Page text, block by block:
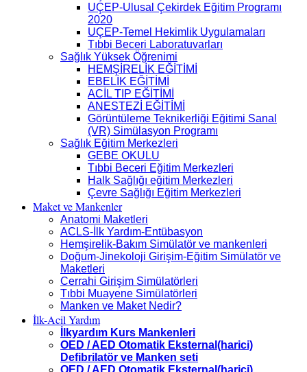
UÇEP-Ulusal Çekirdek Eğitim Programı
2020
UÇEP-Temel Hekimlik Uygulamaları
Tıbbi Beceri Laboratuvarları
Sağlık Yüksek Öğrenimi
HEMŞİRELİK EĞİTİMİ
EBELİK EĞİTİMİ
ACİL TIP EĞİTİMİ
ANESTEZİ EĞİTİMİ
Görüntüleme Teknikerliği Eğitimi Sanal
(VR) Simülasyon Programı
Sağlık Eğitim Merkezleri
GEBE OKULU
Tıbbi Beceri Eğitim Merkezleri
Halk Sağlığı eğitim Merkezleri
Çevre Sağlığı Eğitim Merkezleri
Maket ve Mankenler
Anatomi Maketleri
ACLS-İlk Yardım-Entübasyon
Hemşirelik-Bakım Simülatör ve mankenleri
Doğum-Jinekoloji Girişim-Eğitim Simülatör ve
Maketleri
Cerrahi Girişim Simülatörleri
Tıbbi Muayene Simülatörleri
Manken ve Maket Nedir?
İlk-Acil Yardım
İlkyardım Kurs Mankenleri
OED / AED Otomatik Eksternal(harici)
Defibrilatör ve Manken seti
OED / AED Otomatik Eksternal(harici)